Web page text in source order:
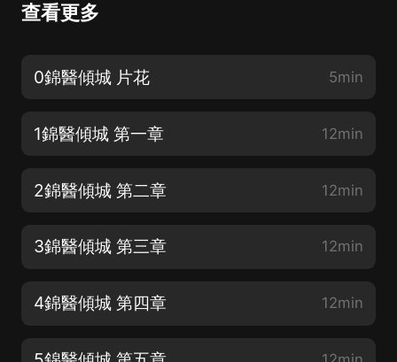
查看更多
0錦醫傾城 片花 5min
1錦醫傾城 第一章 12min
2錦醫傾城 第二章 12min
3錦醫傾城 第三章 12min
4錦醫傾城 第四章 12min